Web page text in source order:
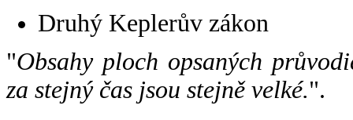
Druhý Keplerův zákon
"Obsahy ploch opsaných
za stejný čas jsou stejně velké.".